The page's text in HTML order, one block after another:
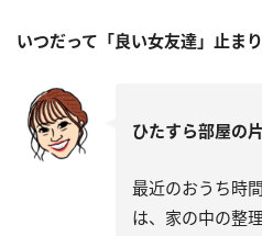
いつだって「良い女友達」止ま
ひたすら部屋の
最近のおうち時
は、家の中の整